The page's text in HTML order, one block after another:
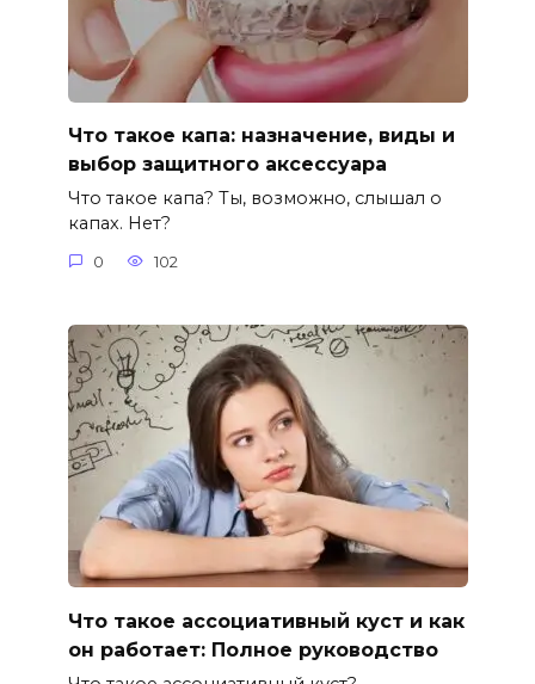
Что такое капа: назначение, виды и
выбор защитного аксессуара
Что такое капа? Ты, возможно, слышал о
капах. Нет?
0 102
Что такое ассоциативный куст и как
он работает: Полное руководство